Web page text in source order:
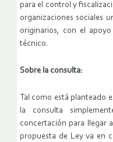
para el control y
organizaciones sociales
originarios, con el
técnico.
Sobre la consulta:
Tal como está planteado
la consulta
concertación para llegar
propuesta de Ley va en